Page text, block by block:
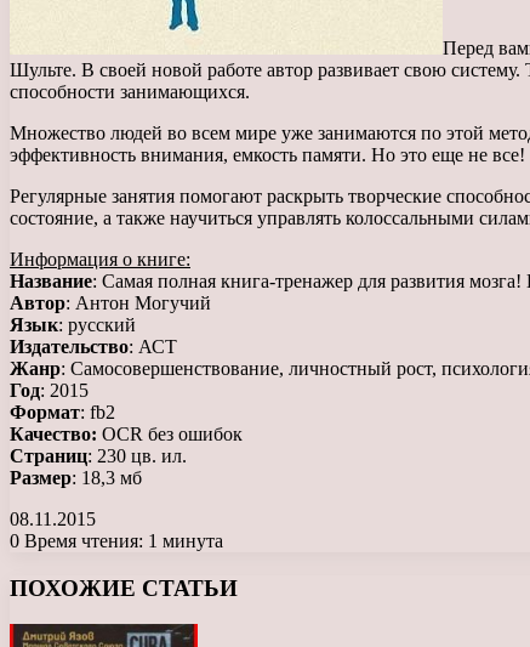
Перед
Шульте. В своей новой работе автор развивает свою
способности занимающихся.
Множество людей во всем мире уже занимаются по этой
эффективность внимания, емкость памяти. Но это еще не все!
Регулярные занятия помогают раскрыть творческие
состояние, а также научиться управлять колоссальными
Информация о книге:
Название: Самая полная книга-тренажер для развития
Автор: Антон Могучий
Язык: русский
Издательство: АСТ
Жанр: Самосовершенствование, личностный рост,
Год: 2015
Формат: fb2
Качество: OCR без ошибок
Страниц: 230 цв. ил.
Размер: 18,3 мб
08.11.2015
0 Время чтения: 1 минута
ПОХОЖИЕ СТАТЬИ